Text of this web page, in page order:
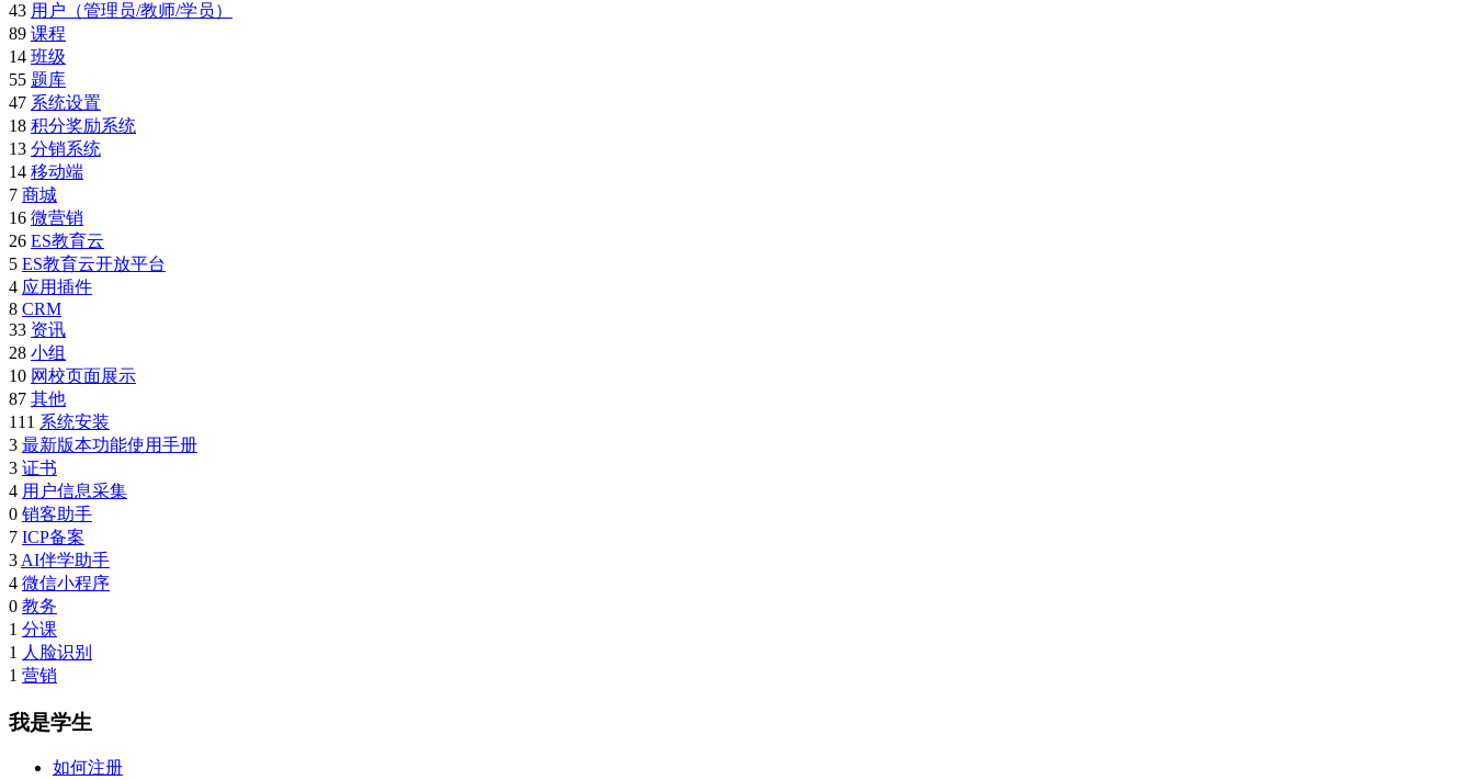
43 用户（管理员/教师/学员）
89 课程
14 班级
55 题库
47 系统设置
18 积分奖励系统
13 分销系统
14 移动端
7 商城
16 微营销
26 ES教育云
5 ES教育云开放平台
4 应用插件
8 CRM
33 资讯
28 小组
10 网校页面展示
87 其他
111 系统安装
3 最新版本功能使用手册
3 证书
4 用户信息采集
0 销客助手
7 ICP备案
3 AI伴学助手
4 微信小程序
0 教务
1 分课
1 人脸识别
1 营销
我是学生
如何注册